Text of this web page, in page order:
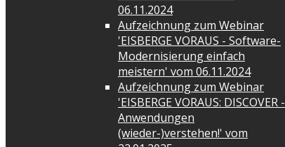
06.11.2024
Aufzeichnung zum Webinar
'EISBERGE VORAUS - Software-
Modernisierung einfach
meistern' vom 06.11.2024
Aufzeichnung zum Webinar
'EISBERGE VORAUS: DISCOVER -
Anwendungen
(wieder-)verstehen!' vom